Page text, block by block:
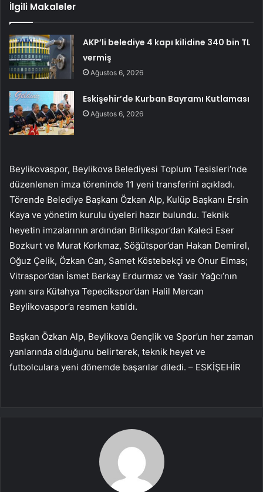
İlgili Makaleler
AKP’li belediye 4 kapı kilidine 340 bin TL
vermiş
Ağustos 6, 2026
Eskişehir’de Kurban Bayramı Kutlaması
Ağustos 6, 2026
Beylikovaspor, Beylikova Belediyesi Toplum Tesisleri’nde
düzenlenen imza töreninde 11 yeni transferini açıkladı.
Törende Belediye Başkanı Özkan Alp, Kulüp Başkanı Ersin
Kaya ve yönetim kurulu üyeleri hazır bulundu. Teknik
heyetin imzalarının ardından Birlikspor’dan Kaleci Eser
Bozkurt ve Murat Korkmaz, Söğütspor’dan Hakan Demirel,
Oğuz Çelik, Özkan Can, Samet Köstebekçi ve Onur Elmas;
Vitraspor’dan İsmet Berkay Erdurmaz ve Yasir Yağcı’nın
yanı sıra Kütahya Tepecikspor’dan Halil Mercan
Beylikovaspor’a resmen katıldı.
Başkan Özkan Alp, Beylikova Gençlik ve Spor’un her zaman
yanlarında olduğunu belirterek, teknik heyet ve
futbolculara yeni dönemde başarılar diledi. – ESKİŞEHİR